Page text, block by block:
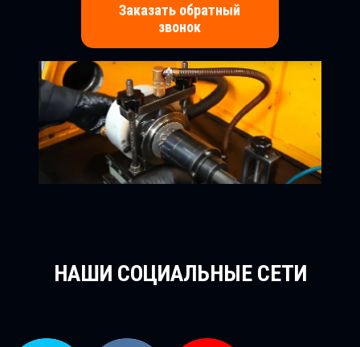
Заказать обратный
звонок
НАШИ СОЦИАЛЬНЫЕ СЕТИ